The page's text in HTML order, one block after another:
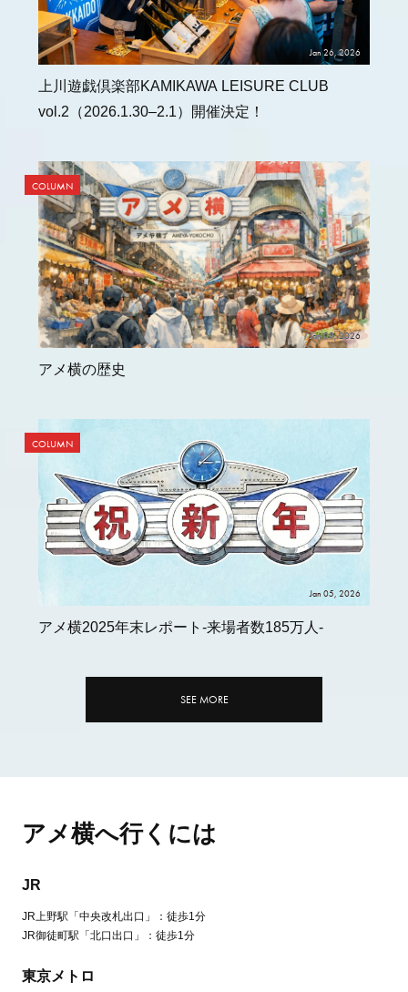
Jan 26, 2026
上川遊戯倶楽部KAMIKAWA LEISURE CLUB
vol.2（2026.1.30–2.1）開催決定！
Jan 09, 2026
COLUMN
アメ横の歴史
Jan 05, 2026
COLUMN
アメ横2025年末レポート-来場者数185万人-
SEE MORE
アメ横へ行くには
JR
JR上野駅「中央改札出口」：徒歩1分
JR御徒町駅「北口出口」：徒歩1分
東京メトロ